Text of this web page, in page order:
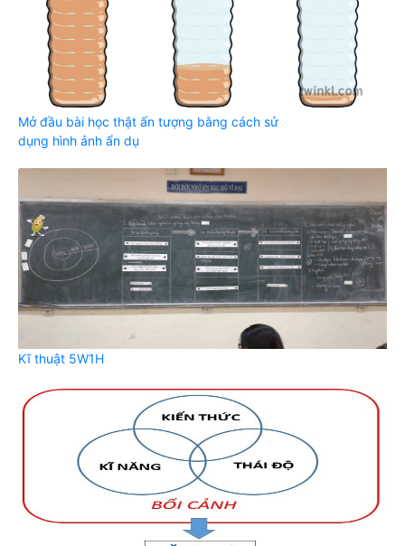
Mở đầu bài học thật ấn tượng bằng cách sử
dụng hình ảnh ẩn dụ
Kĩ thuật 5W1H